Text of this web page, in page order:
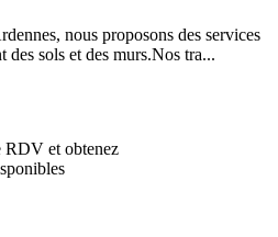
nous proposons des services
des sols et des murs.Nos tra...
RDV et obtenez